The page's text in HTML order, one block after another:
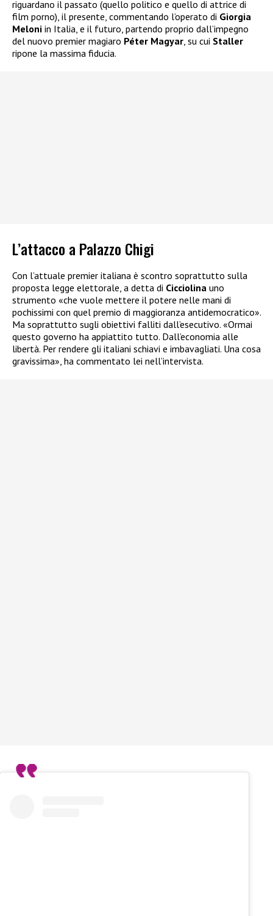
riguardano il passato (quello politico e quello di attrice di
film porno), il presente, commentando l’operato di Giorgia
Meloni in Italia, e il futuro, partendo proprio dall’impegno
del nuovo premier magiaro Péter Magyar , su cui Staller
ripone la massima fiducia.
L’attacco a Palazzo Chigi
Con l’attuale premier italiana è scontro soprattutto sulla
proposta legge elettorale, a detta di Cicciolina uno
strumento «che vuole mettere il potere nelle mani di
pochissimi con quel premio di maggioranza antidemocratico».
Ma soprattutto sugli obiettivi falliti dall’esecutivo. «Ormai
questo governo ha appiattito tutto. Dall’economia alle
libertà. Per rendere gli italiani schiavi e imbavagliati. Una cosa
gravissima», ha commentato lei nell’intervista.